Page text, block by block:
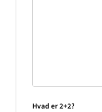
Hvad er 2+2?